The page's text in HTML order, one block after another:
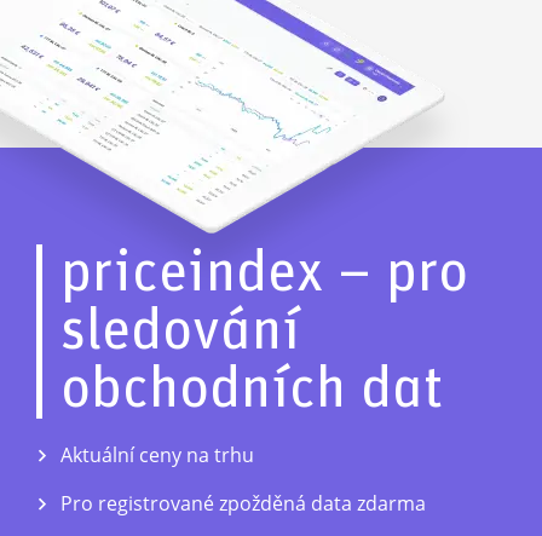
priceindex – pro
sledování
obchodních dat
Aktuální ceny na trhu
Pro registrované zpožděná data zdarma